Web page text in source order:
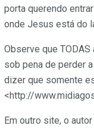
porta querendo
onde Jesus está do
Observe que TODAS
sob pena de perder
dizer que somente
<http://
Em outro site, o